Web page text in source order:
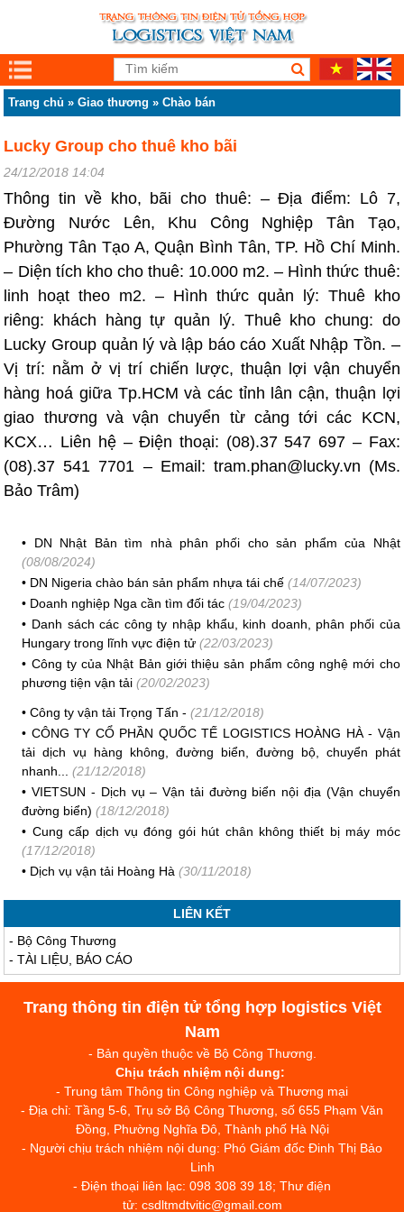
Trang chủ »Giao thương »Chào bán
Lucky Group cho thuê kho bãi
24/12/2018 14:04
Thông tin về kho, bãi cho thuê: – Địa điểm: Lô 7,
Đường Nước Lên, Khu Công Nghiệp Tân Tạo,
Phường Tân Tạo A, Quận Bình Tân, TP. Hồ Chí Minh.
– Diện tích kho cho thuê: 10.000 m2. – Hình thức thuê:
linh hoạt theo m2. – Hình thức quản lý: Thuê kho
riêng: khách hàng tự quản lý. Thuê kho chung: do
Lucky Group quản lý và lập báo cáo Xuất Nhập Tồn. –
Vị trí: nằm ở vị trí chiến lược, thuận lợi vận chuyển
hàng hoá giữa Tp.HCM và các tỉnh lân cận, thuận lợi
giao thương và vận chuyển từ cảng tới các KCN,
KCX… Liên hệ – Điện thoại: (08).37 547 697 – Fax:
(08).37 541 7701 – Email: tram.phan@lucky.vn (Ms.
Bảo Trâm)
• DN Nhật Bản tìm nhà phân phối cho sản phẩm của Nhật
(08/08/2024)
• DN Nigeria chào bán sản phẩm nhựa tái chế (14/07/2023)
• Doanh nghiệp Nga cần tìm đối tác (19/04/2023)
• Danh sách các công ty nhập khẩu, kinh doanh, phân phối của
Hungary trong lĩnh vực điện tử (22/03/2023)
• Công ty của Nhật Bản giới thiệu sản phẩm công nghệ mới cho
phương tiện vận tải (20/02/2023)
•Công ty vận tải Trọng Tấn -(21/12/2018)
• CÔNG TY CỔ PHẦN QUỐC TẾ LOGISTICS HOÀNG HÀ - Vận
tải dịch vụ hàng không, đường biển, đường bộ, chuyển phát
nhanh...
(21/12/2018)
•VIETSUN - Dịch vụ – Vận tải đường biển nội địa (Vận chuyển
đường biển) (18/12/2018)
• Cung cấp dịch vụ đóng gói hút chân không thiết bị máy móc
(17/12/2018)
• Dịch vụ vận tải Hoàng Hà(30/11/2018)
LIÊN KẾT
- Bộ Công Thương
-TÀI LIỆU, BÁO CÁO
Trang thông tin điện tử tổng hợp logistics Việt
Nam
- Bản quyền thuộc về Bộ Công Thương.
Chịu trách nhiệm nội dung:
- Trung tâm Thông tin Công nghiệp và Thương mại
- Địa chỉ: Tầng 5-6, Trụ sở Bộ Công Thương, số 655 Phạm Văn
Đồng, Phường Nghĩa Đô, Thành phố Hà Nội
- Người chịu trách nhiệm nội dung: Phó Giám đốc Đinh Thị Bảo
Linh
- Điện thoại liên lạc: 098 308 39 18; Thư điện
tử: csdltmdtvitic@gmail.com